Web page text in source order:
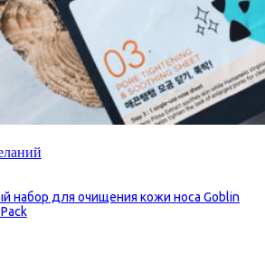
набор для очищения кожи носа Goblin